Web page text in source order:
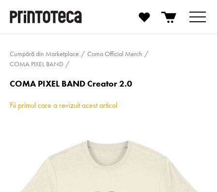
Cumpără din Marketplace
Coma Official Merch
COMA PIXEL BAND
COMA PIXEL BAND Creator 2.0
Fii primul care a revizuit acest articol